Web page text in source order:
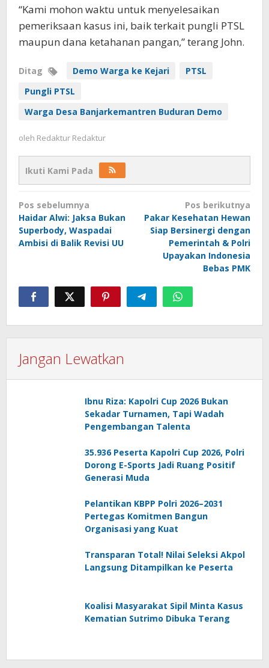
“Kami mohon waktu untuk menyelesaikan
pemeriksaan kasus ini, baik terkait pungli PTSL
maupun dana ketahanan pangan,” terang John.
Ditag Demo Warga ke Kejari
PTSL
Pungli PTSL
Warga Desa Banjarkemantren Buduran Demo
oleh Redaktur Redaktur
Ikuti Kami Pada
Navigasi
pos
Pos sebelumnya
Haidar Alwi: Jaksa Bukan
Superbody, Waspadai
Ambisi di Balik Revisi UU
Pos berikutnya
Pakar Kesehatan Hewan
Siap Bersinergi dengan
Pemerintah & Polri
Upayakan Indonesia
Bebas PMK
Jangan Lewatkan
Ibnu Riza: Kapolri Cup 2026 Bukan
Sekadar Turnamen, Tapi Wadah
Pengembangan Talenta
35.936 Peserta Kapolri Cup 2026, Polri
Dorong E-Sports Jadi Ruang Positif
Generasi Muda
Pelantikan KBPP Polri 2026–2031
Pertegas Komitmen Bangun
Organisasi yang Kuat
Transparan Total! Nilai Seleksi Akpol
Langsung Ditampilkan ke Peserta
Koalisi Masyarakat Sipil Minta Kasus
Kematian Sutrimo Dibuka Terang